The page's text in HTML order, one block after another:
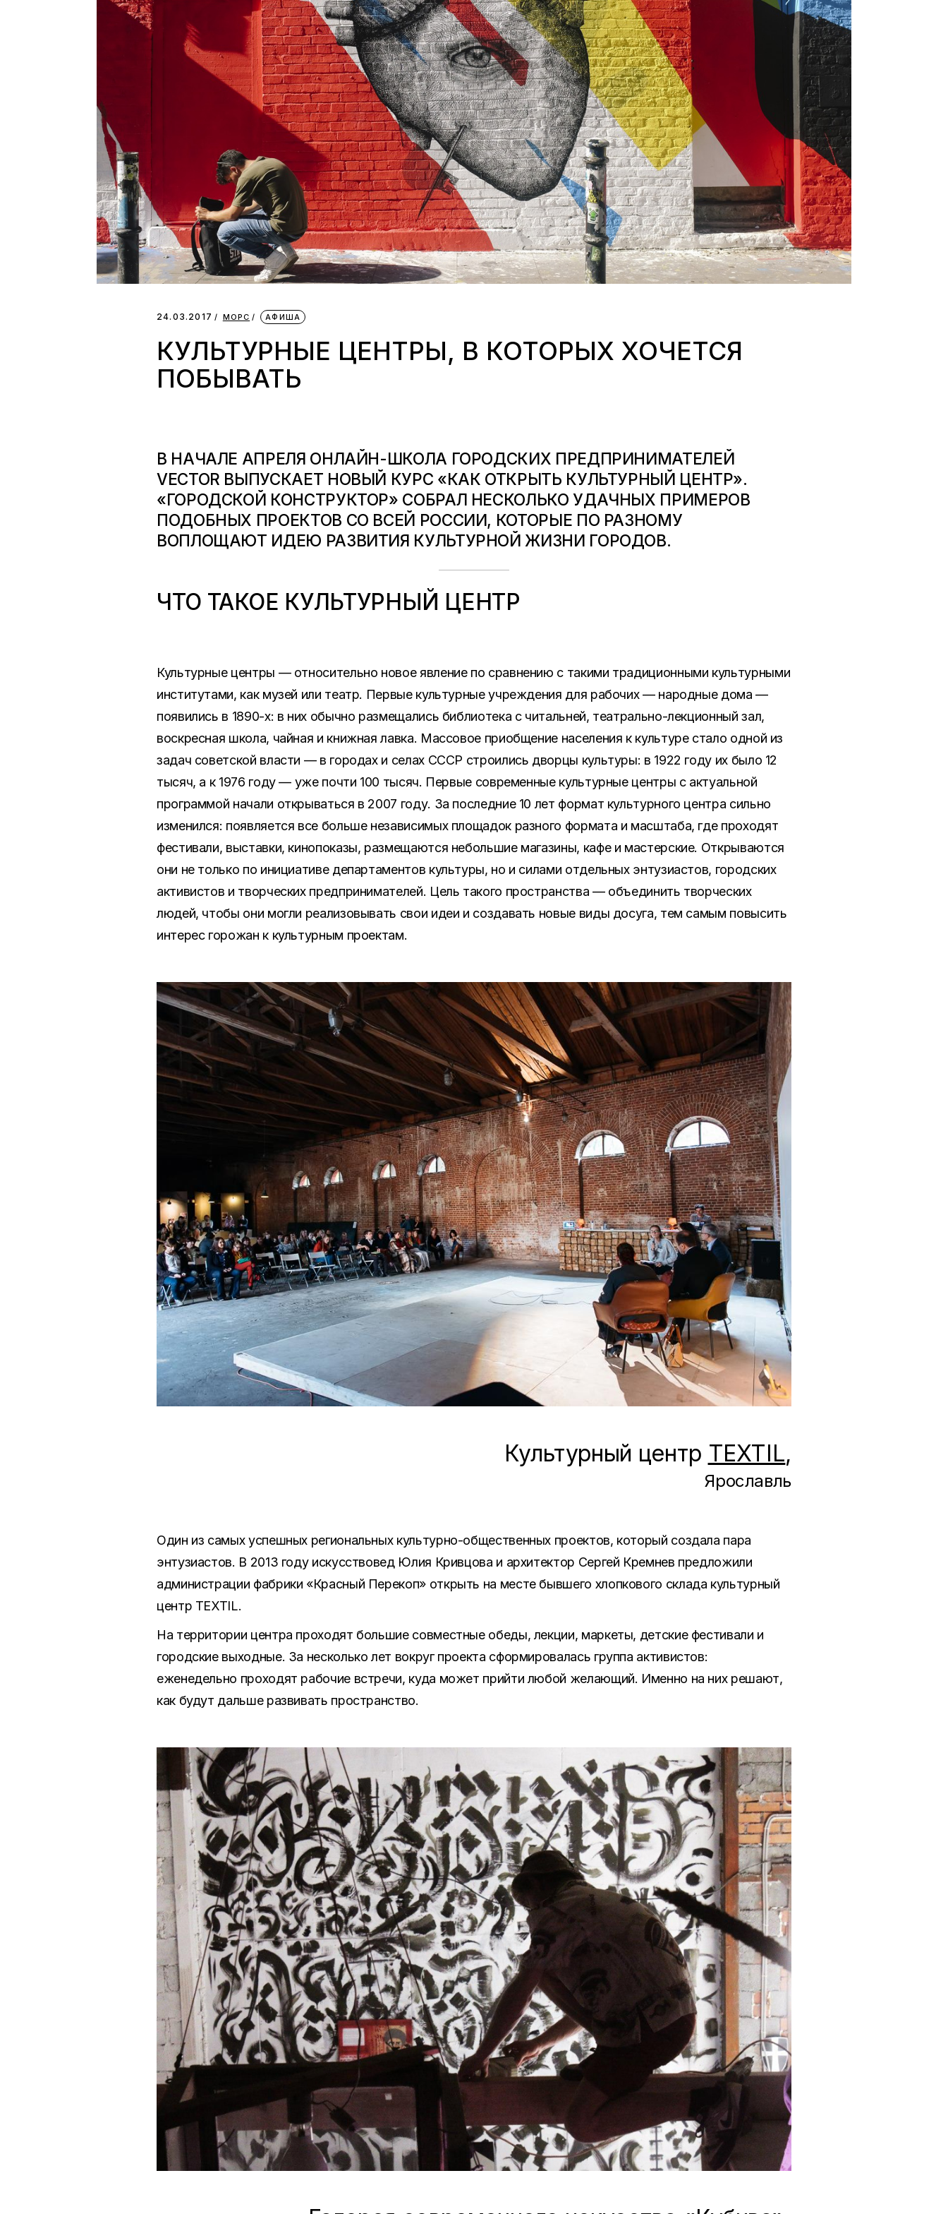
24.03.2017 МОРС АФИША
КУЛЬТУРНЫЕ ЦЕНТРЫ, В КОТОРЫХ ХОЧЕТСЯ
ПОБЫВАТЬ
В НАЧАЛЕ АПРЕЛЯ ОНЛАЙН-ШКОЛА ГОРОДСКИХ ПРЕДПРИНИМАТЕЛЕЙ
VECTOR ВЫПУСКАЕТ НОВЫЙ КУРС «КАК ОТКРЫТЬ КУЛЬТУРНЫЙ ЦЕНТР».
«ГОРОДСКОЙ КОНСТРУКТОР» СОБРАЛ НЕСКОЛЬКО УДАЧНЫХ ПРИМЕРОВ
ПОДОБНЫХ ПРОЕКТОВ СО ВСЕЙ РОССИИ, КОТОРЫЕ ПО РАЗНОМУ
ВОПЛОЩАЮТ ИДЕЮ РАЗВИТИЯ КУЛЬТУРНОЙ ЖИЗНИ ГОРОДОВ.
ЧТО ТАКОЕ КУЛЬТУРНЫЙ ЦЕНТР
Культурные центры — относительно новое явление по сравнению с такими традиционными культурными
институтами, как музей или театр. Первые культурные учреждения для рабочих — народные дома —
появились в 1890-х: в них обычно размещались библиотека с читальней, театрально-лекционный зал,
воскресная школа, чайная и книжная лавка. Массовое приобщение населения к культуре стало одной из
задач советской власти — в городах и селах СССР строились дворцы культуры: в 1922 году их было 12
тысяч, а к 1976 году — уже почти 100 тысяч. Первые современные культурные центры с актуальной
программой начали открываться в 2007 году. За последние 10 лет формат культурного центра сильно
изменился: появляется все больше независимых площадок разного формата и масштаба, где проходят
фестивали, выставки, кинопоказы, размещаются небольшие магазины, кафе и мастерские. Открываются
они не только по инициативе департаментов культуры, но и силами отдельных энтузиастов, городских
активистов и творческих предпринимателей. Цель такого пространства — объединить творческих
людей, чтобы они могли реализовывать свои идеи и создавать новые виды досуга, тем самым повысить
интерес горожан к культурным проектам.
Культурный центр TEXTIL,
Ярославль
Один из самых успешных региональных культурно-общественных проектов, который создала пара
энтузиастов. В 2013 году искусствовед Юлия Кривцова и архитектор Сергей Кремнев предложили
администрации фабрики «Красный Перекоп» открыть на месте бывшего хлопкового склада культурный
центр TEXTIL.
На территории центра проходят большие совместные обеды, лекции, маркеты, детские фестивали и
городские выходные. За несколько лет вокруг проекта сформировалась группа активистов:
еженедельно проходят рабочие встречи, куда может прийти любой желающий. Именно на них решают,
как будут дальше развивать пространство.